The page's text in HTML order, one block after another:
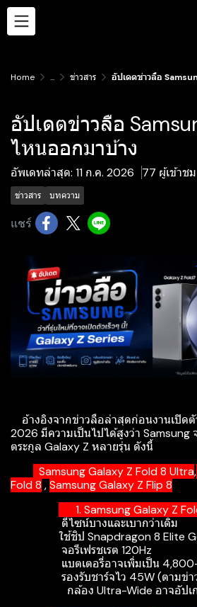
Home ... ข่าวสาร อัปเดตข่าวลือ
อัปเดตข่าวลือ
ไหนออกมาบ้าง
อัพเดทล่าสุด: 11 ก.ค. 2026 77 ผู้เข้าชม
ข่าวสาร บทความ
แชร์
อ้างอิงจากข่าวลือล่าสุดก่อนงานเปิด
2026 มีความเป็นไปได้สูงว่า Samsung
ตระกูล Galaxy Z หลายรุ่น ดังนี้
Samsung Galaxy Z Fold 8 Ultra,
Fold 8 ,Samsung Galaxy Z Flip 8
1. Samsung Galaxy Z
ดีไซน์บางและเบากว่าเดิม
ใช้ชิป Snapdragon 8 Elite
จอรีเฟรชเรต 120Hz
แบตเตอรี่อาจเพิ่มเป็น
รองรับชาร์จไว 45W (ตามข่า
กล้อง Ultra-Wide อาจอัปเก